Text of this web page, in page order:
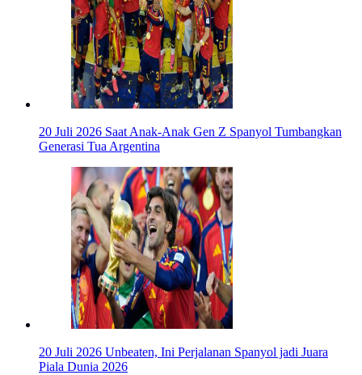
20 Juli 2026 Saat Anak-Anak Gen Z Spanyol Tumbangkan
Generasi Tua Argentina
20 Juli 2026 Unbeaten, Ini Perjalanan Spanyol jadi Juara
Piala Dunia 2026